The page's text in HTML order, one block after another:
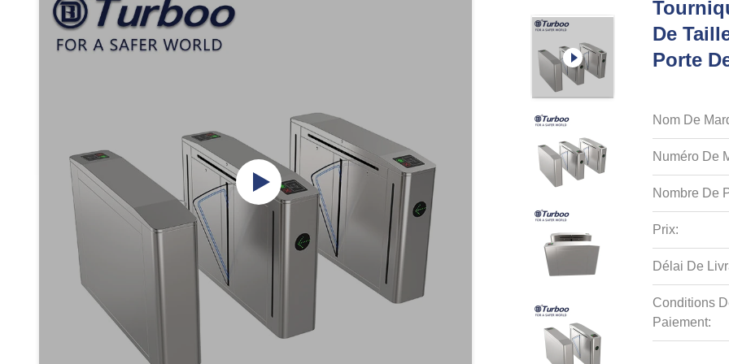
De
Porte
Nom De
Numéro De
Nombre De
Prix:
Délai De
Conditions
Paiement: